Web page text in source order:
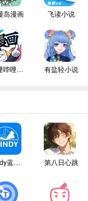
岛漫画 飞读小说
哔哩哔哩漫画 有盐轻小说
windy蓝色气象 第八日心跳